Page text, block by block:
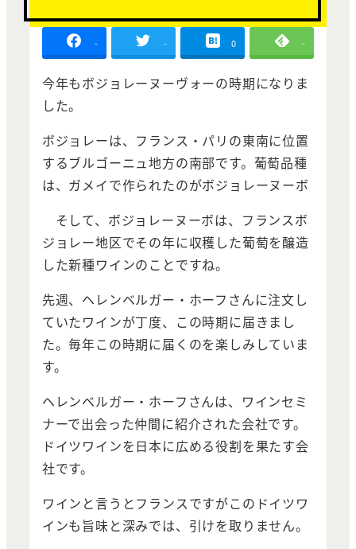
- - 0 -
今年もボジョレーヌーヴォーの時期になりま
した。
ボジョレーは、フランス・パリの東南に位置
するブルゴーニュ地方の南部です。葡萄品種
は、ガメイで作られたのがボジョレーヌーボ
そして、ボジョレーヌーボは、フランスボ
ジョレー地区でその年に収穫した葡萄を醸造
した新種ワインのことですね。
先週、ヘレンベルガー・ホーフさんに注文し
ていたワインが丁度、この時期に届きまし
た。毎年この時期に届くのを楽しみしていま
す。
ヘレンベルガー・ホーフさんは、ワインセミ
ナーで出会った仲間に紹介された会社です。
ドイツワインを日本に広める役割を果たす会
社です。
ワインと言うとフランスですがこのドイツワ
インも旨味と深みでは、引けを取りません。